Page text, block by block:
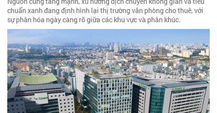
chuẩn xanh đang định hình lại thị trường văn phòng cho thuê, với
sự phân hóa ngày càng rõ giữa các khu vực và phân khúc.